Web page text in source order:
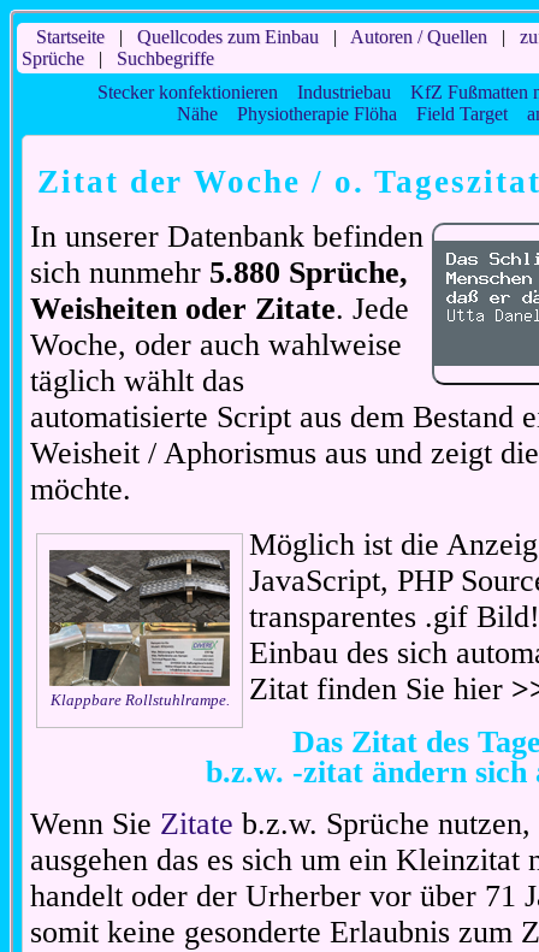
Startseite| Quellcodes zum Einbau | Autoren / Quellen |
Sprüche| Suchbegriffe
Stecker konfektionieren
Industriebau
KfZ Fußmatten
Nähe
Physiotherapie Flöha Field Target
Zitat der Woche / o.
In unserer Datenbank befinden
sich nunmehr 5.880 Sprüche,
Weisheiten oder Zitate. Jede
Woche, oder auch wahlweise
täglich wählt das
automatisierte Script aus dem Bestand
Weisheit / Aphorismus aus und zeigt
möchte.
Klappbare Rollstuhlrampe.
Möglich ist die
JavaScript, PHP
transparentes .gif
Einbau des sich
Zitat finden Sie hier
Das Zitat des
b.z.w. -zitat ändern sich
Wenn Sie Zitate b.z.w. Sprüche
ausgehen das es sich um ein Kleinzitat
handelt oder der Urherber vor über 71
somit keine gesonderte Erlaubnis zum